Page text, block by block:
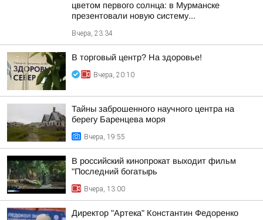
цветом первого солнца: в Мурманске
презентовали новую систему...
Вчера, 23:34
В торговый центр? На здоровье!
Вчера, 20:10
Тайны заброшенного научного центра на
берегу Баренцева моря
Вчера, 19:55
В российский кинопрокат выходит фильм
"Последний богатырь
Вчера, 13:00
Директор "Артека" Константин Федоренко